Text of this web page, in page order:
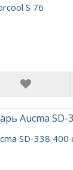
S 76
SD-338 400